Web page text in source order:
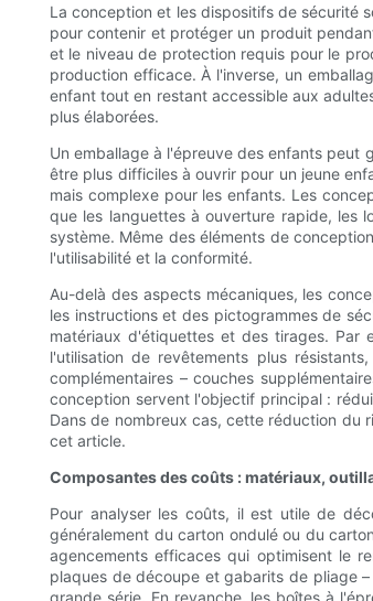
La conception et les dispositifs de sécurité
pour contenir et protéger un produit
et le niveau de protection requis pour le
production efficace. À l'inverse, un
enfant tout en restant accessible aux
plus élaborées.
Un emballage à l'épreuve des enfants peut
être plus difficiles à ouvrir pour un jeune
mais complexe pour les enfants. Les
que les languettes à ouverture rapide, les
système. Même des éléments de
l'utilisabilité et la conformité.
Au-delà des aspects mécaniques, les
les instructions et des pictogrammes de
matériaux d'étiquettes et des tirages. Par
l'utilisation de revêtements plus
complémentaires – couches
conception servent l'objectif principal :
Dans de nombreux cas, cette réduction du
cet article.
Composantes des coûts : matériaux,
Pour analyser les coûts, il est utile de
généralement du carton ondulé ou du
agencements efficaces qui optimisent le
plaques de découpe et gabarits de pliage
grande série. En revanche, les boîtes à